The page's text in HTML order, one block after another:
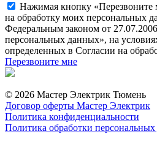
Нажимая кнопку «Перезвоните
на обработку моих персональных
Федеральным законом от
персональных данных», на
определенных в Согласии на
Перезвоните мне
© 2026 Мастер Электрик Тюмень
Договор оферты Мастер Электрик
Политика конфиденциальности
Политика обработки